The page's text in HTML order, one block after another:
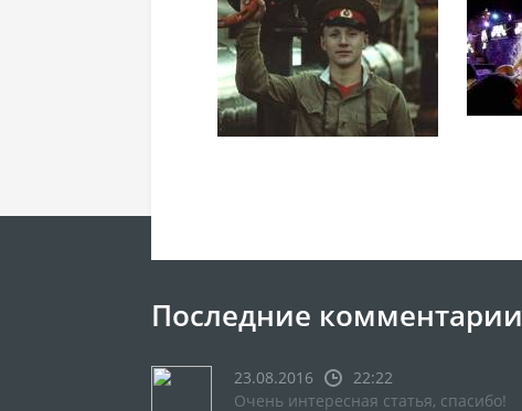
Последние комментарии
23.08.2016
22:22
Очень интересная статья, спасибо!